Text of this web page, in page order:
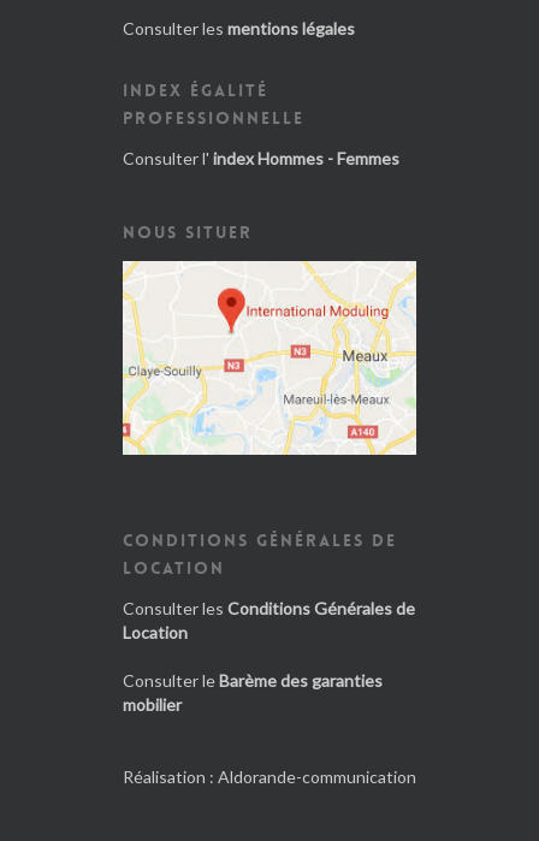
Consulter les mentions légales
INDEX ÉGALITÉ
PROFESSIONNELLE
Consulter l' index Hommes - Femmes
NOUS SITUER
CONDITIONS GÉNÉRALES DE
LOCATION
Consulter les Conditions Générales de
Location
Consulter le Barème des garanties
mobilier
Réalisation : Aldorande-communication